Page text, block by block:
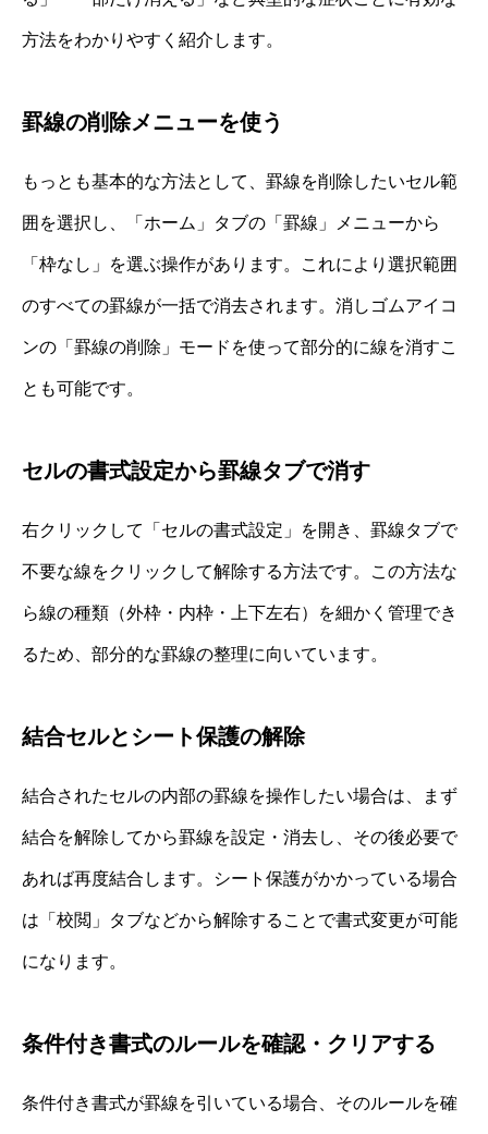
方法をわかりやすく紹介します。
罫線の削除メニューを使う
もっとも基本的な方法として、罫線を削除したいセル範
囲を選択し、「ホーム」タブの「罫線」メニューから
「枠なし」を選ぶ操作があります。これにより選択範囲
のすべての罫線が一括で消去されます。消しゴムアイコ
ンの「罫線の削除」モードを使って部分的に線を消すこ
とも可能です。
セルの書式設定から罫線タブで消す
右クリックして「セルの書式設定」を開き、罫線タブで
不要な線をクリックして解除する方法です。この方法な
ら線の種類（外枠・内枠・上下左右）を細かく管理でき
るため、部分的な罫線の整理に向いています。
結合セルとシート保護の解除
結合されたセルの内部の罫線を操作したい場合は、まず
結合を解除してから罫線を設定・消去し、その後必要で
あれば再度結合します。シート保護がかかっている場合
は「校閲」タブなどから解除することで書式変更が可能
になります。
条件付き書式のルールを確認・クリアする
条件付き書式が罫線を引いている場合、そのルールを確